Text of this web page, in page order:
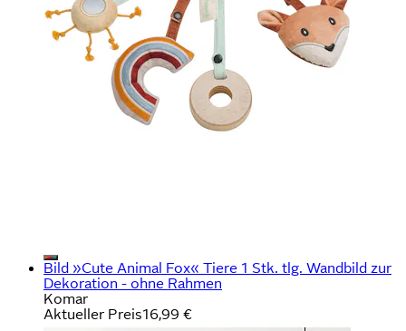
Bild »Cute Animal Fox« Tiere 1 Stk. tlg. Wandbild zur
Dekoration - ohne Rahmen
Komar
Aktueller Preis16,99 €